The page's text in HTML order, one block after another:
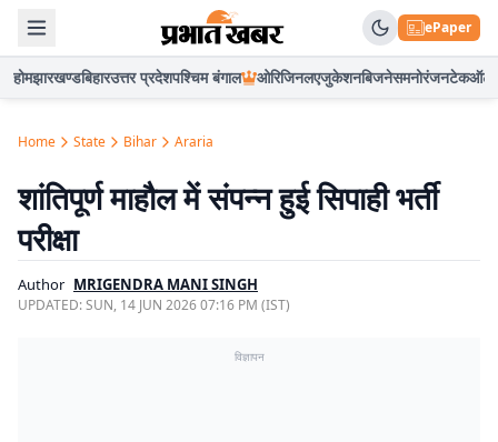
ePaper
होमझारखण्डबिहारउत्तर प्रदेशपश्चिम बंगाल ओरिजिनलएजुकेशनबिजनेसमनोरंजनटेकऑटो
Home State Bihar Araria
शांतिपूर्ण माहौल में संपन्न हुई सिपाही भर्ती
परीक्षा
Author MRIGENDRA MANI SINGH
UPDATED:SUN, 14 JUN 2026 07:16 PM (IST)
विज्ञापन